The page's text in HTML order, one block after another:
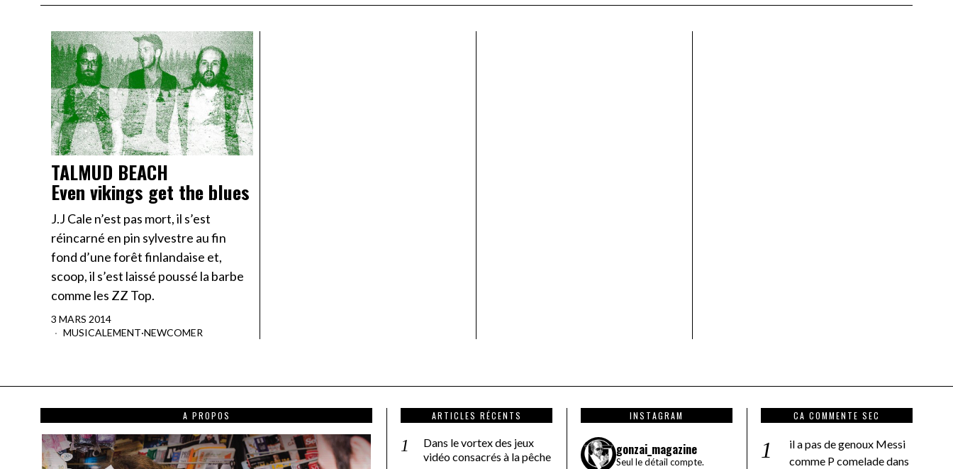
TALMUD BEACH
Even vikings get the blues
J.J Cale n’est pas mort, il s’est
réincarné en pin sylvestre au fin
fond d’une forêt finlandaise et,
scoop, il s’est laissé poussé la barbe
comme les ZZ Top.
3 MARS 2014
MUSICALEMENT·NEWCOMER
A PROPOS ARTICLES RÉCENTS
Dans le vortex des jeux
vidéo consacrés à la pêche
INSTAGRAM
gonzai_magazine
Seul le détail compte.
CA COMMENTE SEC
il a pas de genoux Messi
comme P comeladedans